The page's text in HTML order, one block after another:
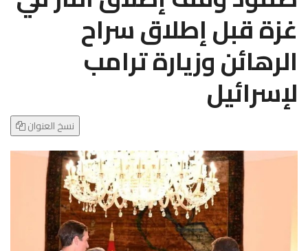
e
N
a
v
i
g
a
o
غزة قبل إطلاق سراح
الرهائن وزيارة ترامب
لإسرائيل
نسخ العنوان